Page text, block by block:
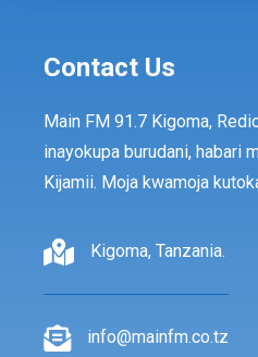
Contact Us
Main FM 91.7 Kigoma,
inayokupa burudani, habari
Kijamii. Moja kwamoja
Kigoma, Tanzania.
info@mainfm.co.tz